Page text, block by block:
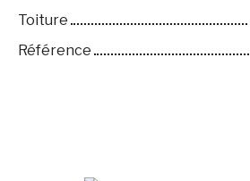
Toiture
Référence